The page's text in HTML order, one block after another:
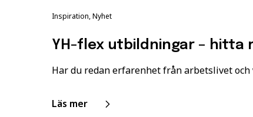
Inspiration, Nyhet
YH-flex utbildningar –
Har du redan erfarenhet från arbetslivet och
Läs mer